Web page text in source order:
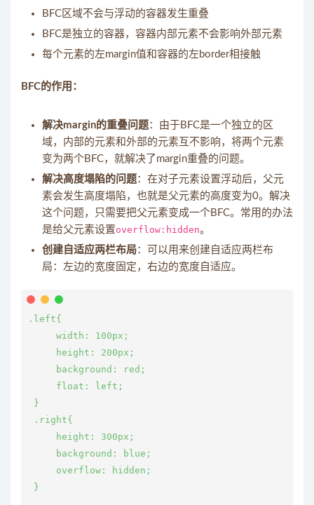
BFC区域不会与浮动的容器发生重叠
BFC是独立的容器，容器内部元素不会影响外部元素
每个元素的左margin值和容器的左border相接触
BFC的作用：
解决margin的重叠问题：由于BFC是一个独立的区
域，内部的元素和外部的元素互不影响，将两个元素
变为两个BFC，就解决了margin重叠的问题。
解决高度塌陷的问题：在对子元素设置浮动后，父元
素会发生高度塌陷，也就是父元素的高度变为0。解决
这个问题，只需要把父元素变成一个BFC。常用的办法
是给父元素设置overflow:hidden。
创建自适应两栏布局：可以用来创建自适应两栏布
局：左边的宽度固定，右边的宽度自适应。
.left{
     width: 100px;
     height: 200px;
     background: red;
     float: left;
}
.right{
     height: 300px;
     background: blue;
     overflow: hidden;
}